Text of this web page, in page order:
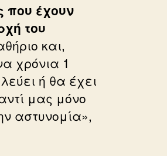
που έχουν
του
και,
χρόνια 1
ή θα έχει
μας μόνο
αστυνομία»,